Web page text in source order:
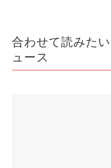
合わせて読みた
ュース